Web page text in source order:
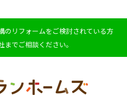
のリフォームをご検討されている方
までご相談ください。